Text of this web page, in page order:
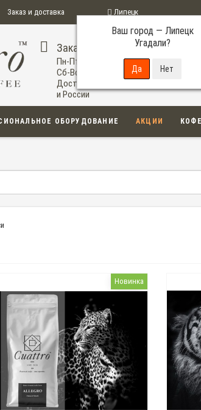
Заказ и доставка Липецк
Ваш город — Липецк
Угадали?
Заказ по телефону
Пн-Пт: 09:00-20:00
Сб-Вс: 11:00-18:00
Доставка по Липецку
и России
ОБОРУДОВАНИЕ АКЦИИ
Новинка